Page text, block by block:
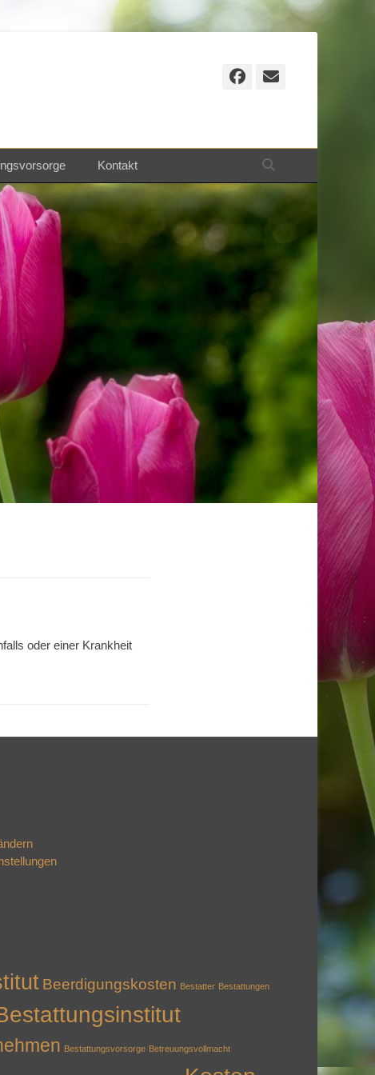
Facebook
E-
Kontakt
oder einer Krankheit
Beerdigungskosten Bestatter Bestattungen
Bestattungsvorsorge Betreuungsvollmacht